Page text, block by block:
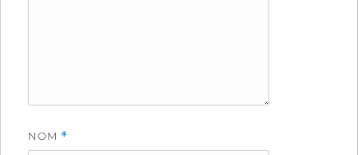
NOM *